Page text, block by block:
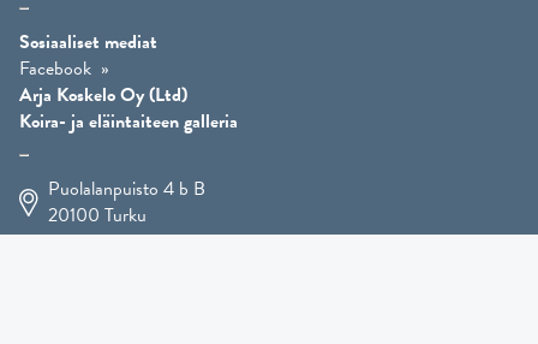
Sosiaaliset mediat
Facebook
Arja Koskelo Oy (Ltd)
Koira- ja eläintaiteen galleria
Puolalanpuisto 4 b B
20100 Turku